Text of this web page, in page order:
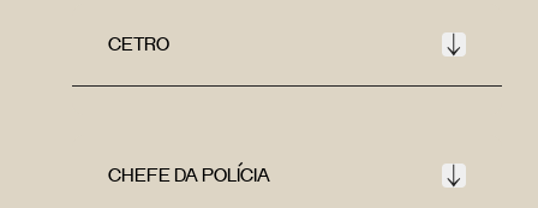
CETRO
CHEFE DA POLÍCIA